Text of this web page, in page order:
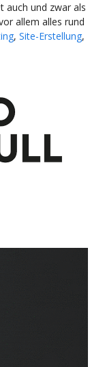
auch und zwar als
allem alles rund
, Site-Erstellung,